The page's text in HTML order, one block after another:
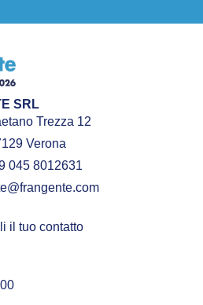
SRL
Trezza 12
Verona
045 8012631
il tuo contatto